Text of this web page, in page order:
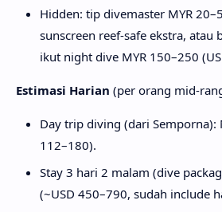
Hidden: tip divemaster MYR
sunscreen reef-safe ekstra, atau
ikut night dive MYR 150–250 (
Estimasi Harian (per orang mid-
Day trip diving (dari Semporna):
112–180).
Stay 3 hari 2 malam (dive
(~USD 450–790, sudah include